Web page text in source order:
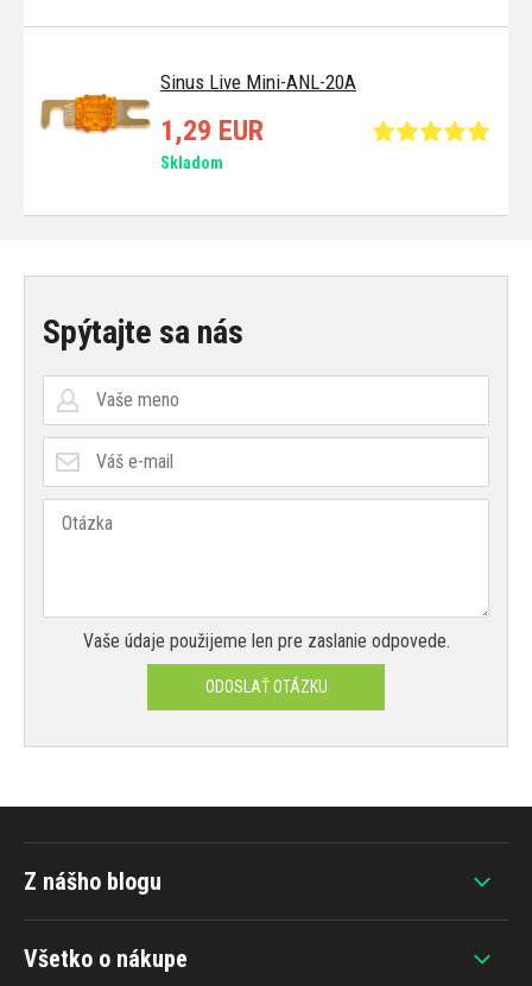
Sinus Live Mini-ANL-20A
1,29 EUR
Skladom
Spýtajte sa nás
Vaše údaje použijeme len pre zaslanie odpovede.
ODOSLAŤ OTÁZKU
Všetko o nákupe
Z nášho blogu